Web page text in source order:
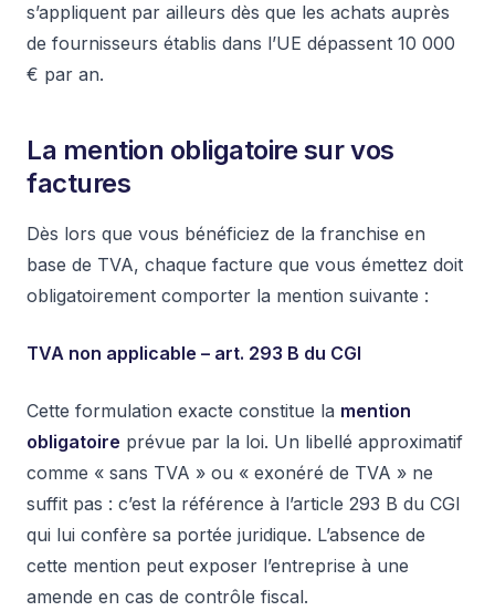
s’appliquent par ailleurs dès que les achats auprès
de fournisseurs établis dans l’UE dépassent 10 000
€ par an.
La mention obligatoire sur vos
factures
Dès lors que vous bénéficiez de la franchise en
base de TVA, chaque facture que vous émettez doit
obligatoirement comporter la mention suivante :
TVA non applicable – art. 293 B du CGI
Cette formulation exacte constitue la mention
obligatoire prévue par la loi. Un libellé approximatif
comme « sans TVA » ou « exonéré de TVA » ne
suffit pas : c’est la référence à l’article 293 B du CGI
qui lui confère sa portée juridique. L’absence de
cette mention peut exposer l’entreprise à une
amende en cas de contrôle fiscal.